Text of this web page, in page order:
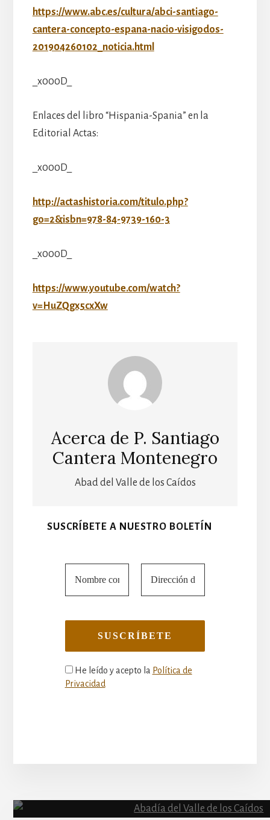
https://www.abc.es/cultura/abci-santiago-
cantera-concepto-espana-nacio-visigodos-
201904260102_noticia.html
_x000D_
Enlaces del libro “Hispania-Spania” en la
Editorial Actas:
_x000D_
http://actashistoria.com/titulo.php?
go=2&isbn=978-84-9739-160-3
_x000D_
https://www.youtube.com/watch?
v=HuZQgx5cxXw
Acerca de P. Santiago
Cantera Montenegro
Abad del Valle de los Caídos
SUSCRÍBETE A NUESTRO BOLETÍN
He leído y acepto la Política de
Privacidad
Content